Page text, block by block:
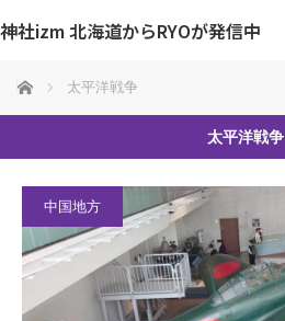
神社izm 北海道からRYOが発信中
ホーム 太平洋戦争
太平洋戦争
中国地方